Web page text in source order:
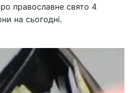
православне свято 4
на сьогодні.